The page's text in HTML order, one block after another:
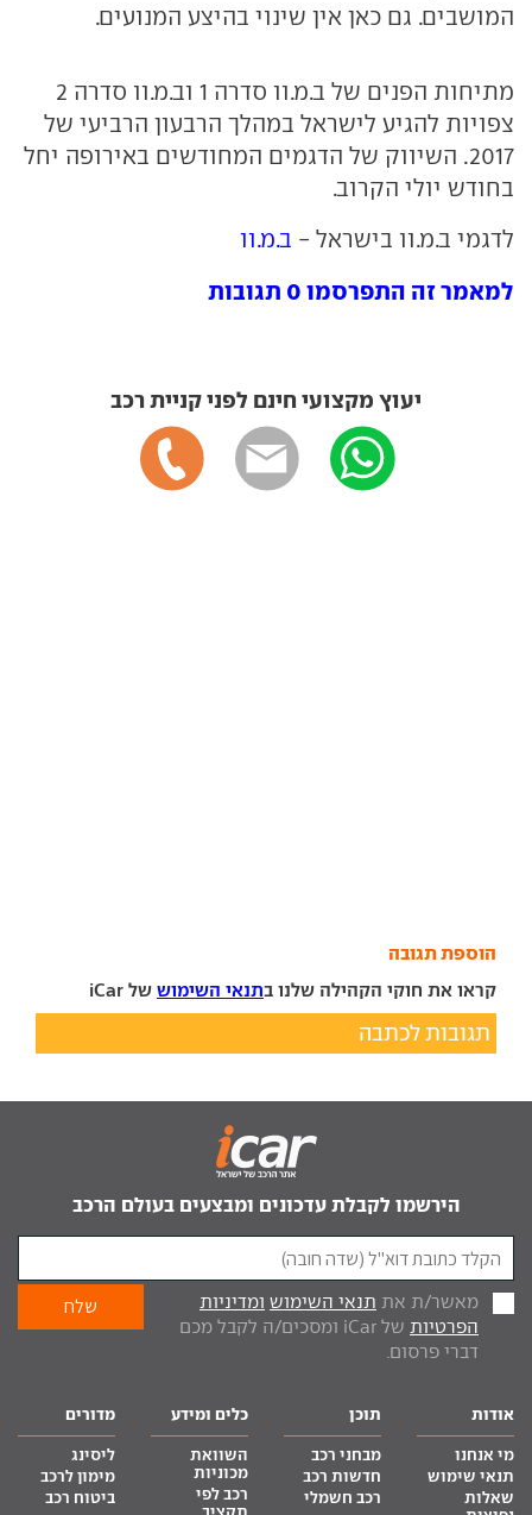
המושבים. גם כאן אין שינוי בהיצע המנועים.
מתיחות הפנים של ב.מ.וו סדרה 1 וב.מ.וו סדרה 2
צפויות להגיע לישראל במהלך הרבעון הרביעי של
2017. השיווק של הדגמים המחודשים באירופה יחל
בחודש יולי הקרוב.
לדגמי ב.מ.וו בישראל - ב.מ.וו
למאמר זה התפרסמו 0 תגובות
יעוץ מקצועי חינם לפני קניית רכב
הוספת תגובה
קראו את חוקי הקהילה שלנו בתנאי השימוש של iCar
תגובות לכתבה
הירשמו לקבלת עדכונים ומבצעים בעולם הרכב
מאשר/ת את תנאי השימוש ומדיניות
הפרטיות
של iCar ומסכים/ה לקבל מכם
דברי פרסום.
אודות
מי אנחנו
תנאי שימוש
שאלות
תוכן
מבחני רכב
חדשות רכב
רכב חשמלי
כלים ומידע
השוואת
מכוניות
רכב לפי
מדורים
ליסינג
מימון לרכב
ביטוח רכב